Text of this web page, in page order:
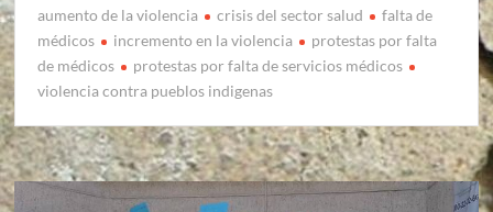
aumento de la violencia crisis del sector salud
falta de
médicos
incremento en la violencia
protestas por falta
de médicos
protestas por falta de servicios médicos
violencia contra pueblos indigenas